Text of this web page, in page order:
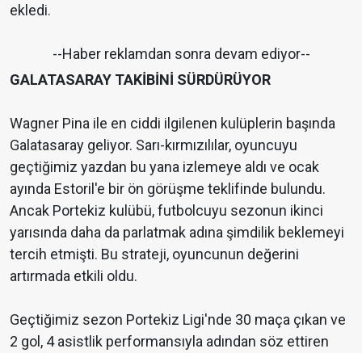
ekledi.
--Haber reklamdan sonra devam ediyor--
GALATASARAY TAKİBİNİ SÜRDÜRÜYOR
Wagner Pina ile en ciddi ilgilenen kulüplerin başında
Galatasaray geliyor. Sarı-kırmızılılar, oyuncuyu
geçtiğimiz yazdan bu yana izlemeye aldı ve ocak
ayında Estoril'e bir ön görüşme teklifinde bulundu.
Ancak Portekiz kulübü, futbolcuyu sezonun ikinci
yarısında daha da parlatmak adına şimdilik beklemeyi
tercih etmişti. Bu strateji, oyuncunun değerini
artırmada etkili oldu.
Geçtiğimiz sezon Portekiz Ligi'nde 30 maça çıkan ve
2 gol, 4 asistlik performansıyla adından söz ettiren